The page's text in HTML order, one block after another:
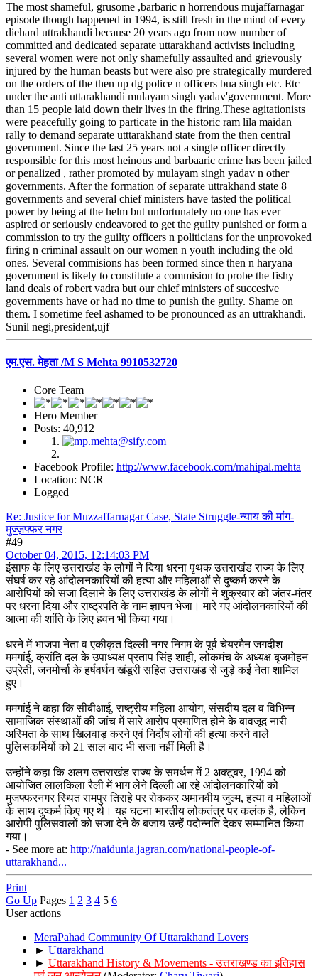
The most shameful, grusome ,barbaric n horrendous mujaffarnagar
episode though happened in 1994, is still fresh in the mind of every
diehard uttrakhandi because 20 years ago from now number of
committed and dedicated separate uttarakhand activists including
several women were not only shamefully assaulted and grievously
injured by the human beasts but were also pre strategically murdered
on the orders of the then up dg police n officers bua singh etc. Etc
under the anti uttarakhandi mulayam singh yadav'government. More
than 15 people laid down their lives in the firing.These agitationists
were peacefully going to particate in the historic ram lila maidan
rally to demand separate utttarakhand state from the then central
government. Since the last 25 years not a single officer directly
responsible for this most heinous and barbaaric crime has been jailed
or penalized , rather promoted by mulayam singh yadav n other
governments. After the formation of separate uttrakhand state 8
governments and several chief ministers have tasted the political
power by being at the helm but unfortunately no one has ever
aspired or seriously endeavored to get the guilty punished or form a
commission to try the guilty officers n politicians for the unprovoked
firing n criminal assault on our women n youth including the old
ones. Several commisions has been formed since then n haryana
government is likely to constitute a commision to probe the fishy
land deals of robert vadra but our chief ministers of succesive
governments have or had no time to punish the guilty. Shame on
them. I sometime feel ashamed to be pronounced as an uttrakhandi.
Sunil negi,president,ujf
एम.एस. मेहता /M S Mehta 9910532720
Core Team
Hero Member
Posts: 40,912
Facebook Profile: http://www.facebook.com/mahipal.mehta
Location: NCR
Logged
Re: Justice for Muzzaffarnagar Case, State Struggle-न्याय की मांग-
मुज्ज़फ्फर नगर
#49
October 04, 2015, 12:14:03 PM
इंसाफ के लिए उत्तराखंड के लोगों ने दिया धरना पृथक उत्तराखंड राज्य के लिए
संघर्ष कर रहे आंदोलनकारियों की हत्या और महिलाओं से दुष्कर्म करने के
आरोपियों को सजा दिलाने के लिए उत्तराखंड के लोगों ने शुक्रवार को जंतर-मंतर
पर धरना दिया और राष्ट्रपति के नाम ज्ञापन भेजा। मारे गए आंदोलनकारियों की
आत्मा की शांति के लिए हवन भी किया गया।
धरने में भाजपा नेता व एकीकृत दिल्ली नगर निगम के पूर्व चेयरमैन जगदीश
ममगांई, क्रांति दल के उपाध्यक्ष प्रताप सिंह शाही, लोकमंच के अध्यक्ष बृजमोहन
उप्रेती, जनमोर्चा के हर्षवर्धन खंडूरी सहित उत्तराखंड से जुड़े कई नेता शामिल
हुए।
ममगांई ने कहा कि सीबीआई, राष्ट्रीय महिला आयोग, संसदीय दल व विभिन्न
सामाजिक संस्थाओं की जांच में सारे आरोप प्रमाणित होने के बावजूद नारी
अस्मिता के साथ खिलवाड़ करने एवं निर्दोष लोगों की हत्या करने वाले
पुलिसकर्मियों को 21 साल बाद भी सजा नहीं मिली है।
उन्होंने कहा कि अलग उत्तराखंड राज्य के समर्थन में 2 अक्टूबर, 1994 को
आयोजित लालकिला रैली में भाग लेने दिल्ली आ रहे आंदोलनकारियों को
मुजफ्फरनगर स्थित रामपुर तिराहे पर रोककर अमानवीय जुल्म, हत्या व महिलाओं
के साथ दुष्कर्म किए गए थे। यह घटना भारतीय लोकतंत्र पर कलंक है, लेकिन
आरोपी पुलिसवालों को सजा देने के बजाय उन्हें पदोन्नति देकर सम्मानित किया
गया।
- See more at: http://naidunia.jagran.com/national-people-of-
uttarakhand...
Print
Go Up Pages 1 2 3 4 5 6
User actions
MeraPahad Community Of Uttarakhand Lovers
► Uttarakhand
► Uttarakhand History & Movements - उत्तराखण्ड का इतिहास